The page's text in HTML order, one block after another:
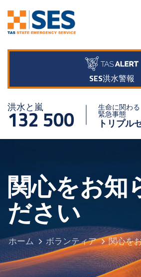
SES洪水警報
洪水と嵐
132 500
生命に関わる
緊急事態
トリプル
関心をお知
ださい
ホーム ボランティア 関心を